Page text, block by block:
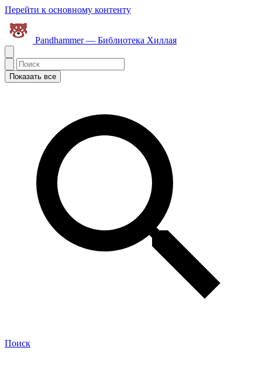
Перейти к основному контенту
Pandhammer — Библиотека Хиллая
Показать все
Поиск